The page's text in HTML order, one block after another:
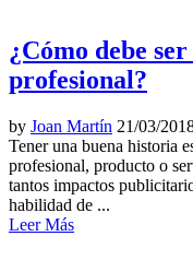
¿Cómo debe
profesional?
by Joan Martín 21/03/
Tener una buena historia
profesional, producto o
tantos impactos
habilidad de ...
Leer Más